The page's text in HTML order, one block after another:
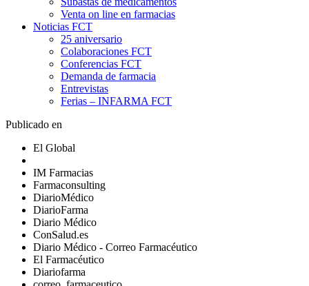
Venta on line en farmacias
Noticias FCT
25 aniversario
Colaboraciones FCT
Conferencias FCT
Demanda de farmacia
Entrevistas
Ferias – INFARMA FCT
Publicado en
El Global
IM Farmacias
Farmaconsulting
DiarioMédico
DiarioFarma
Diario Médico
ConSalud.es
Diario Médico - Correo Farmacéutico
El Farmacéutico
Diariofarma